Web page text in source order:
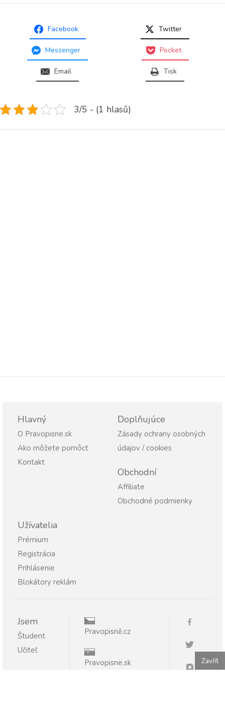
Facebook Twitter
Messenger Pocket
Email Tisk
3/5 - (1 hlasů)
Hlavný
O Pravopisne.sk
Ako môžete pomôcť
Kontakt
Doplňujúce
Zásady ochrany osobných
údajov / cookies
Obchodní
Affiliate
Obchodné podmienky
Užívatelia
Prémium
Registrácia
Prihlásenie
Blokátory reklám
Jsem
Študent
Učiteľ
Pravopisně.cz
Pravopisne.sk Zavřít